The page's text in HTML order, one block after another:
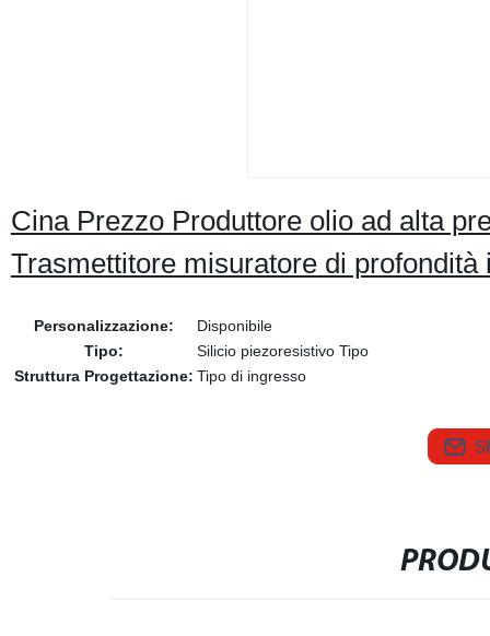
Cina Prezzo Produttore olio ad alta
Trasmettitore misuratore di
Personalizzazione:
Disponibile
Tipo:
Silicio piezoresistivo Tipo
Struttura Progettazione: Tipo di ingresso